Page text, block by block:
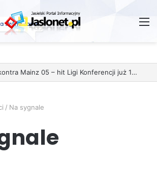
czy Fikcja?
/ Na sygnale